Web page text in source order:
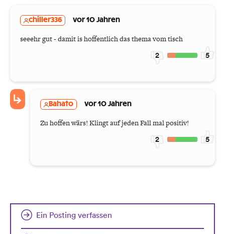
chiller336 vor 10 Jahren
seeehr gut - damit is hoffentlich das thema vom tisch
2 5
Bahato vor 10 Jahren
Zu hoffen wärs! Klingt auf jeden Fall mal positiv!
2 5
Ein Posting verfassen